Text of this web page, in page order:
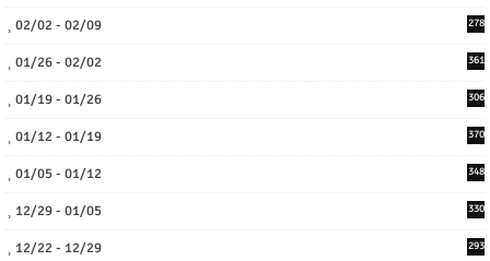
02/02 - 02/09 278
01/26 - 02/02 361
01/19 - 01/26 306
01/12 - 01/19 370
01/05 - 01/12 348
12/29 - 01/05 330
12/22 - 12/29 293